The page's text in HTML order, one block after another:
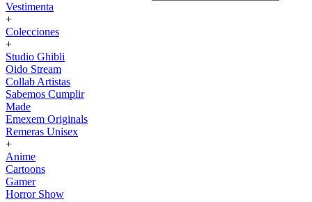
Vestimenta
+
Colecciones
+
Studio Ghibli
Oido Stream
Collab Artistas
Sabemos Cumplir
Made
Emexem Originals
Remeras Unisex
+
Anime
Cartoons
Gamer
Horror Show